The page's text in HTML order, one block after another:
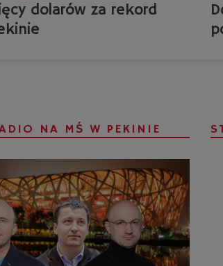
dolarów za rekord
NA MŚ W PEKINIE